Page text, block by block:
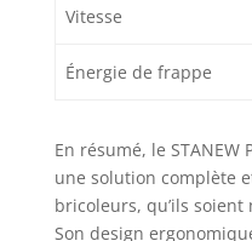
Vitesse
Énergie de frappe
En résumé, le
une solution complète
bricoleurs, qu’ils
Son design